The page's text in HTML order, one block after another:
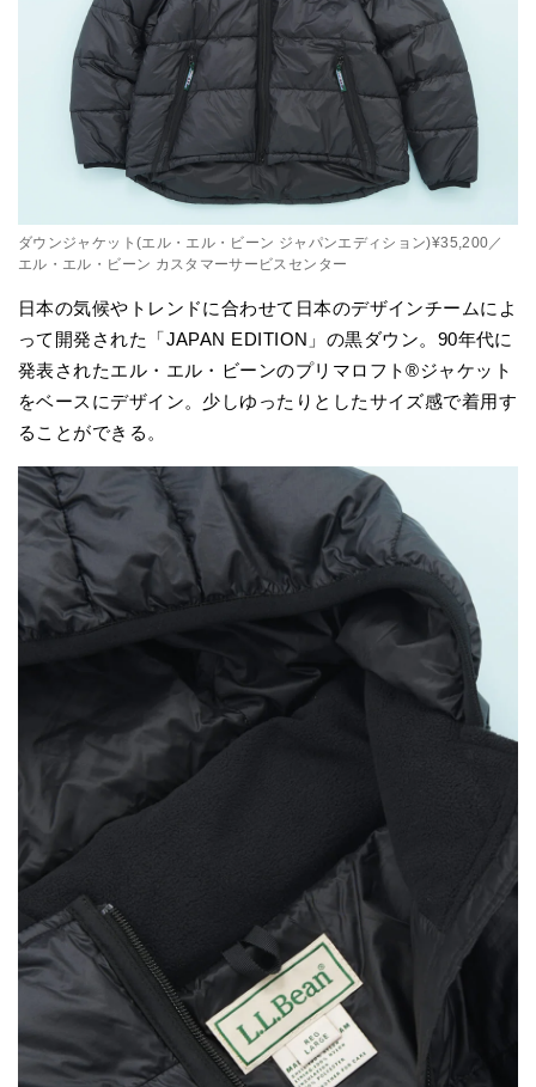
ダウンジャケット(エル・エル・ビーン ジャパンエディション)¥35,200／
エル・エル・ビーン カスタマーサービスセンター
日本の気候やトレンドに合わせて日本のデザインチームによ
って開発された「JAPAN EDITION」の黒ダウン。90年代に
発表されたエル・エル・ビーンのプリマロフト®ジャケット
をベースにデザイン。少しゆったりとしたサイズ感で着用す
ることができる。